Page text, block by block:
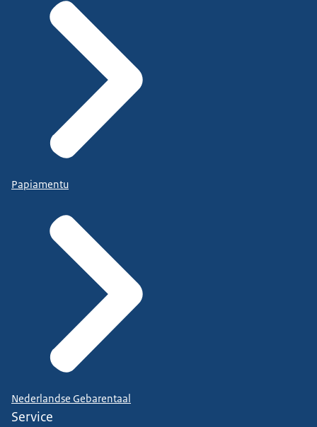
Papiamentu
Nederlandse Gebarentaal
Service